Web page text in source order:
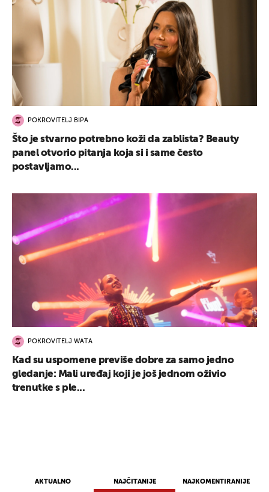
AKTUALNO NAJČITANIJE NAJKOMENTIRANIJE
POKROVITELJ BIPA
Što je stvarno potrebno koži da zablista? Beauty
panel otvorio pitanja koja si i same često
postavljamo...
POKROVITELJ WATA
Kad su uspomene previše dobre za samo jedno
gledanje: Mali uređaj koji je još jednom oživio
trenutke s ple...